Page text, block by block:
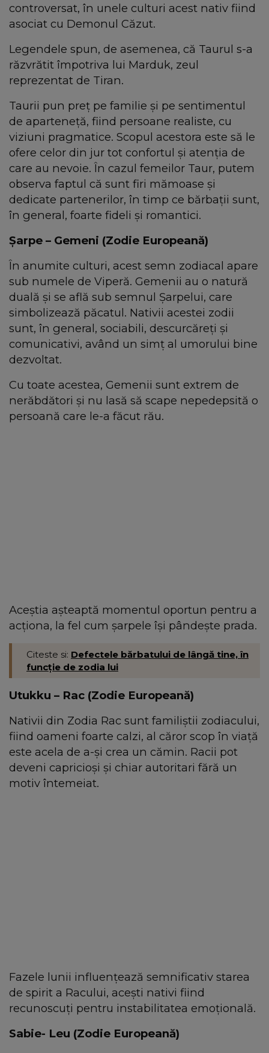
controversat, în unele culturi acest nativ fiind
asociat cu Demonul Căzut.
Legendele spun, de asemenea, că Taurul s-a
răzvrătit împotriva lui Marduk, zeul
reprezentat de Tiran.
Taurii pun preț pe familie și pe sentimentul
de aparteneță, fiind persoane realiste, cu
viziuni pragmatice. Scopul acestora este să le
ofere celor din jur tot confortul și atenția de
care au nevoie. În cazul femeilor Taur, putem
observa faptul că sunt firi mămoase și
dedicate partenerilor, în timp ce bărbații sunt,
în general, foarte fideli și romantici.
Șarpe – Gemeni (Zodie Europeană)
În anumite culturi, acest semn zodiacal apare
sub numele de Viperă. Gemenii au o natură
duală și se află sub semnul Șarpelui, care
simbolizează păcatul. Nativii acestei zodii
sunt, în general, sociabili, descurcăreți și
comunicativi, având un simț al umorului bine
dezvoltat.
Cu toate acestea, Gemenii sunt extrem de
nerăbdători și nu lasă să scape nepedepsită o
persoană care le-a făcut rău.
Aceștia așteaptă momentul oportun pentru a
acționa, la fel cum șarpele își pândește prada.
Citeste si: Defectele bărbatului de lângă tine, în
funcție de zodia lui
Utukku – Rac (Zodie Europeană)
Nativii din Zodia Rac sunt familiștii zodiacului,
fiind oameni foarte calzi, al căror scop în viață
este acela de a-și crea un cămin. Racii pot
deveni capricioși și chiar autoritari fără un
motiv întemeiat.
Fazele lunii influențează semnificativ starea
de spirit a Racului, acești nativi fiind
recunoscuți pentru instabilitatea emoțională.
Sabie- Leu (Zodie Europeană)